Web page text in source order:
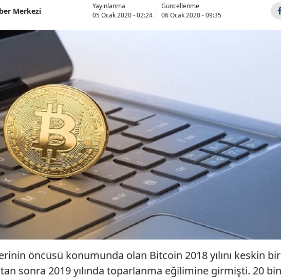
Merkezi
Yayınlanma
05 Ocak 2020 - 02:24
Güncellenme
06 Ocak 2020 - 09:35
öncüsü konumunda olan Bitcoin 2018 yılını keskin bir
sonra 2019 yılında toparlanma eğilimine girmişti. 20 bin